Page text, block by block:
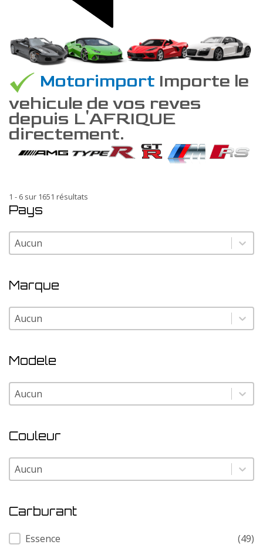
Motorimport Importe le
vehicule de vos reves
depuis L'AFRIQUE
directement.
1 - 6 sur 1651 résultats
Pays
Pays
Pays
Marque
Marque
Marque
Modele
Modele
Modele
Couleur
Couleur
Couleur
Carburant
Carburant
Essence
(49)